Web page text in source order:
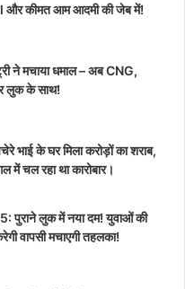
कीमत आम आदमी की जेब में!
ने मचाया धमाल – अब CNG,
लुक के साथ!
भाई के घर मिला करोड़ों का शराब,
में चल रहा था कारोबार।
पुराने लुक में नया दम! युवाओं की
वापसी मचाएगी तहलका!